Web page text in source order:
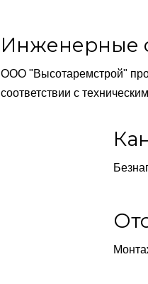
Инженерные
ООО "Высотаремстрой"
соответствии с